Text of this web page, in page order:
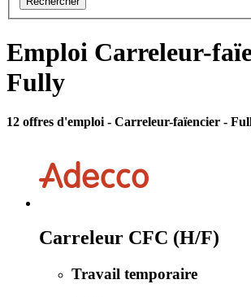
Emploi Carreleur-
Fully
12 offres d'emploi - Carreleur-faïencier -
Carreleur CFC (H/F)
Travail temporaire